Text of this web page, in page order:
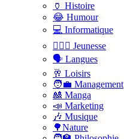
🏺 Histoire
😂 Humour
💻 Informatique
🤸🏽‍♀️ Jeunesse
🗣 Langues
🥂 Loisirs
🧑‍💼 Management
🎎 Manga
📣 Marketing
🎶 Musique
🌳Nature